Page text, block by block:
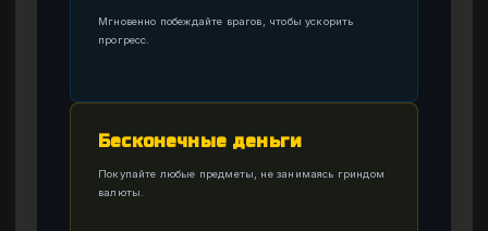
Мгновенно побеждайте врагов, чтобы ускорить
прогресс.
Бесконечные деньги
Покупайте любые предметы, не занимаясь гриндом
валюты.